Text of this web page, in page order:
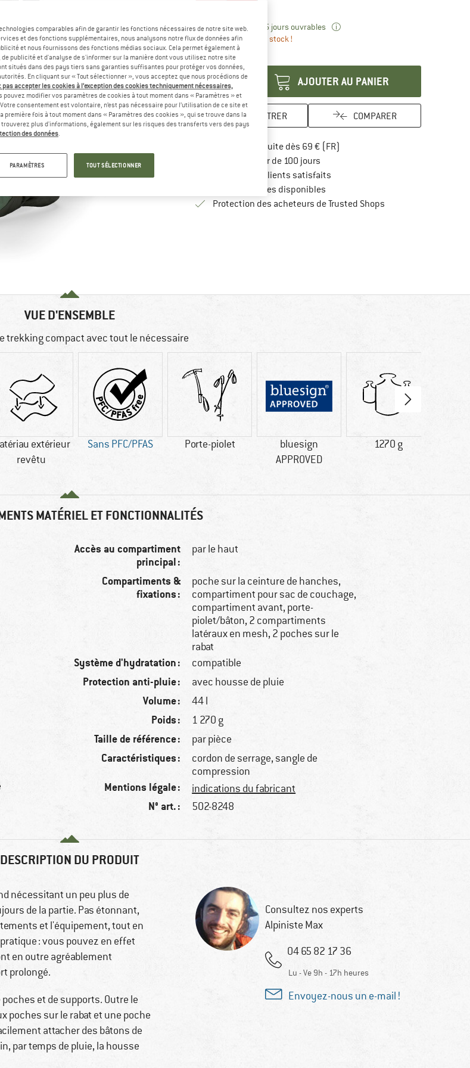
Délai de livraison: 3-5 jours ouvrables
Plus que 1 article en stock !
Quantité:
AJOUTER AU PANIER
ENREGISTRER COMPARER
Livraison gratuite dès 69 € (FR)
Droit de retour de 100 joursTrouve les informations de
> 4 000 000 clients satisfaits
Tous les articles disponibles
Protection des acheteurs de Trusted ShopsTrouve toutes les
VUE D'ENSEMBLE
trekking compact avec tout le nécessaire
extérieur
revêtu
Sans PFC/PFAS Porte-piolet
bluesign
APPROVED
1270 g
MATÉRIEL ET FONCTIONNALITÉS
Accès au compartiment
principal :
par le haut
Compartiments &
fixations :
poche sur la ceinture de hanches,
compartiment pour sac de couchage,
compartiment avant, porte-
piolet/bâton, 2 compartiments
latéraux en mesh, 2 poches sur le
rabat
Système d'hydratation : compatible
Protection anti-pluie : avec housse de pluie
Volume : 44 l
Poids : 1 270 g
Taille de référence : par pièce
Caractéristiques :
cordon de serrage, sangle de
compression
Mentions légale : indications du fabricant
N° art. : 502-8248
DESCRIPTION DU PRODUIT
nécessitant un peu plus de
de la partie. Pas étonnant,
et l'équipement, tout en
: vous pouvez en effet
en outre agréablement
prolongé.
et de supports. Outre le
poches sur le rabat et une poche
attacher des bâtons de
par temps de pluie, la housse
Consultez nos experts
Alpiniste Max
04 65 82 17 36
Lu - Ve 9h - 17h heures
Envoyez-nous un e-mail !
comparables afin de garantir les fonctions nécessaires de notre site web.
et des fonctions supplémentaires, nous analysons notre flux de données afin
et nous fournissons des fonctions médias sociaux. Cela permet également à
publicité et d'analyse de s'informer sur la manière dont vous utilisez notre site
situés dans des pays tiers sans garanties suffisantes pour protéger vos données,
En cliquant sur « Tout sélectionner », vous acceptez que nous procédions de
pas accepter les cookies à l’exception des cookies techniquement nécessaires,
pouvez modifier vos paramètres de cookies à tout moment dans « Paramètres » et
consentement est volontaire, n’est pas nécessaire pour l’utilisation de ce site et
première fois à tout moment dans « Paramètres des cookies », qui se trouve dans la
plus d'informations, également sur les risques des transferts vers des pays
des données.
PARAMÈTRES TOUT SÉLECTIONNER